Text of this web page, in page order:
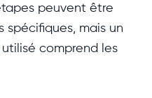
peuvent être
spécifiques, mais un
comprend les